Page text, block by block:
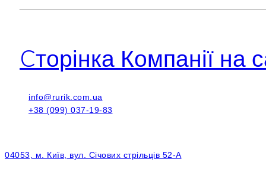
Cторінка Компанії на
info@rurik.com.ua
+38 (099) 037-19-83
04053, м. Київ, вул. Січових стрільців 52-А